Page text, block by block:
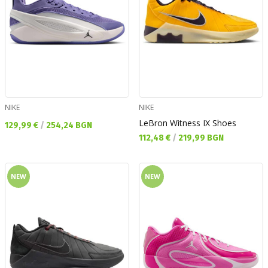
NIKE
Текуща цена:
129,99 € / 254,24 BGN
NIKE
LeBron Witness IX Shoes
Текуща цена:
112,48 € / 219,99 BGN
NEW NEW